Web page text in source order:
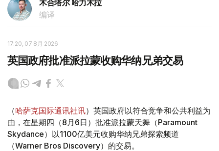
木合塔尔 哈力木拉
编译
17:20, 07 8月 2026
英国政府批准派拉蒙收购华纳兄弟交易
（哈萨克国际通讯社讯）英国政府以符合竞争和公共利益为
由，在星期四（8月6日）批准派拉蒙天舞（Paramount
Skydance）以1100亿美元收购华纳兄弟探索频道
（Warner Bros Discovery）的交易。